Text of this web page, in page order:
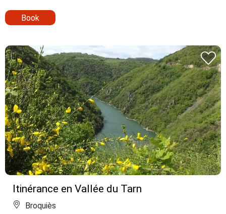
Book
Itinérance en Vallée du Tarn
Broquiès